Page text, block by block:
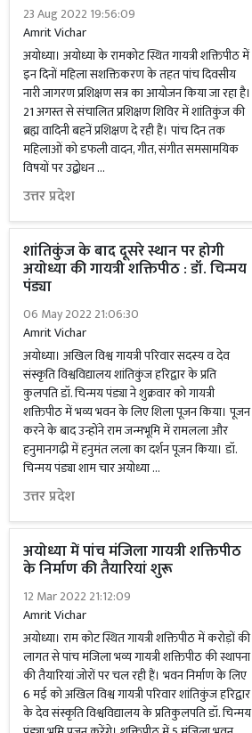
23 Aug 2022 19:56:09
Amrit Vichar
अयोध्या। अयोध्या के रामकोट स्थित गायत्री शक्तिपीठ में
इन दिनों महिला सशक्तिकरण के तहत पांच दिवसीय
नारी जागरण प्रशिक्षण सत्र का आयोजन किया जा रहा है।
21 अगस्त से संचालित प्रशिक्षण शिविर में शांतिकुंज की
ब्रह्म वादिनी बहनें प्रशिक्षण दे रही हैं। पांच दिन तक
महिलाओं को डफली वादन, गीत, संगीत समसामयिक
विषयों पर उद्बोधन …
उत्तर प्रदेश
शांतिकुंज के बाद दूसरे स्थान पर होगी
अयोध्या की गायत्री शक्तिपीठ : डॉ. चिन्मय
पंड्या
06 May 2022 21:06:30
Amrit Vichar
अयोध्या। अखिल विश्व गायत्री परिवार सदस्य व देव
संस्कृति विश्वविद्यालय शांतिकुंज हरिद्वार के प्रति
कुलपति डॉ. चिन्मय पंड्या ने शुक्रवार को गायत्री
शक्तिपीठ में भव्य भवन के लिए शिला पूजन किया। पूजन
करने के बाद उन्होंने राम जन्मभूमि में रामलला और
हनुमानगढ़ी में हनुमंत लला का दर्शन पूजन किया। डॉ.
चिन्मय पंड्या शाम चार अयोध्या …
उत्तर प्रदेश
अयोध्या में पांच मंजिला गायत्री शक्तिपीठ
के निर्माण की तैयारियां शुरू
12 Mar 2022 21:12:09
Amrit Vichar
अयोध्या। राम कोट स्थित गायत्री शक्तिपीठ में करोड़ों की
लागत से पांच मंजिला भव्य गायत्री शक्तिपीठ की स्थापना
की तैयारियां जोरों पर चल रही हैं। भवन निर्माण के लिए
6 मई को अखिल विश्व गायत्री परिवार शांतिकुंज हरिद्वार
के देव संस्कृति विश्वविद्यालय के प्रतिकुलपति डॉ. चिन्मय